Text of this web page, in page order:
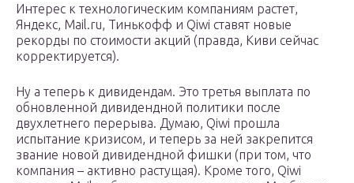
Интерес к технологическим компаниям растет,
Яндекс, Mail.ru, Тинькофф и Qiwi ставят новые
рекорды по стоимости акций (правда, Киви сейчас
корректируется).
Ну а теперь к дивидендам. Это третья выплата по
обновленной дивидендной политики после
двухлетнего перерыва. Думаю, Qiwi прошла
испытание кризисом, и теперь за ней закрепится
звание новой дивидендной фишки (при том, что
компания – активно растущая). Кроме того, Qiwi